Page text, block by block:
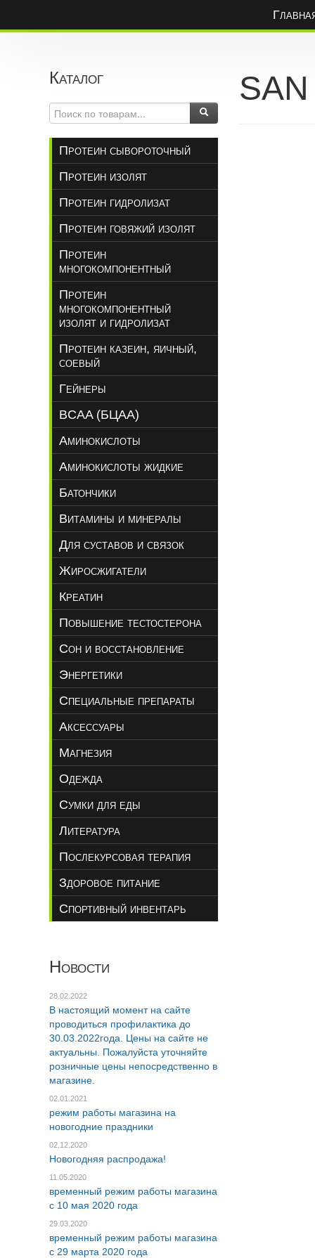
Каталог
Протеин сывороточный
Протеин изолят
Протеин гидролизат
Протеин говяжий изолят
Протеин
многокомпонентный
Протеин
многокомпонентный
изолят и гидролизат
Протеин казеин, яичный,
соевый
Гейнеры
BCAA (БЦАА)
Аминокислоты
Аминокислоты жидкие
Батончики
Витамины и минералы
Для суставов и связок
Жиросжигатели
Креатин
Повышение тестостерона
Сон и восстановление
Энергетики
Специальные препараты
Аксессуары
Магнезия
Одежда
Сумки для еды
Литература
Послекурсовая терапия
Здоровое питание
Спортивный инвентарь
Новости
28.02.2022
В настоящий момент на сайте
проводиться профилактика до
30.03.2022года. Цены на сайте не
актуальны. Пожалуйста уточняйте
розничные цены непосредственно в
магазине.
02.01.2021
режим работы магазина на
новогодние праздники
02.12.2020
Новогодняя распродажа!
11.05.2020
временный режим работы магазина
c 10 мая 2020 года
29.03.2020
временный режим работы магазина
c 29 марта 2020 года
SAN